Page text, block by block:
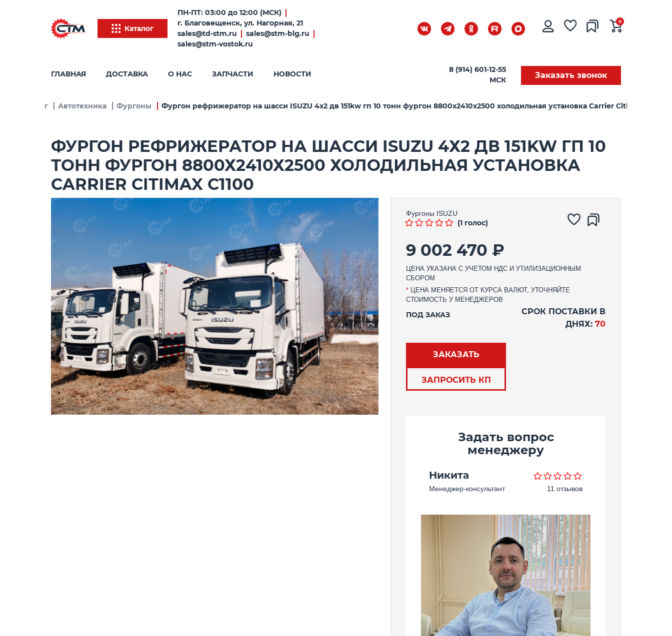
Каталог
ПН-ПТ: 03:00 до 12:00 (МСК)
г. Благовещенск, ул. Нагорная, 21
sales@td-stm.ru
sales@stm-blg.ru
sales@stm-vostok.ru
0
ГЛАВНАЯ ДОСТАВКА О НАС ЗАПЧАСТИ НОВОСТИ
8 (914) 601-12-55
МСК
Заказать звонок
Каталог Автотехника Фургоны Фургон рефрижератор на шасси ISUZU 4х2 дв 151kw гп 10 тонн фургон 8800х2410х2500 холодильная установка Carrier Citimax C1100
ФУРГОН РЕФРИЖЕРАТОР НА ШАССИ ISUZU 4Х2 ДВ 151KW ГП 10
ТОНН ФУРГОН 8800Х2410Х2500 ХОЛОДИЛЬНАЯ УСТАНОВКА
CARRIER CITIMAX C1100
Фургоны ISUZU
(1 голос)
9 002 470 ₽
ЦЕНА УКАЗАНА С УЧЕТОМ НДС И УТИЛИЗАЦИОННЫМ
СБОРОМ
* ЦЕНА МЕНЯЕТСЯ ОТ КУРСА ВАЛЮТ, УТОЧНЯЙТЕ
СТОИМОСТЬ У МЕНЕДЖЕРОВ
ПОД ЗАКАЗ
СРОК ПОСТАВКИ В
ДНЯХ: 70
ЗАКАЗАТЬ
ЗАПРОСИТЬ КП
Задать вопрос
менеджеру
Никита
Менеджер-консультант 11 отзывов